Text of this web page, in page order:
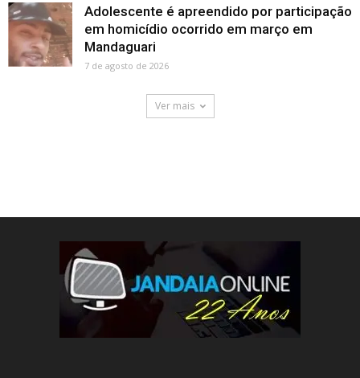
Adolescente é apreendido por participação
em homicídio ocorrido em março em
Mandaguari
7 de agosto de 2026
Ver mais